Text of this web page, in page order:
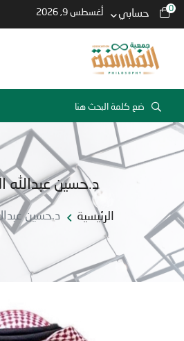
0 حسابي أغسطس 9, 2026
د.حسين عبدالله
الرئيسية د.حسين